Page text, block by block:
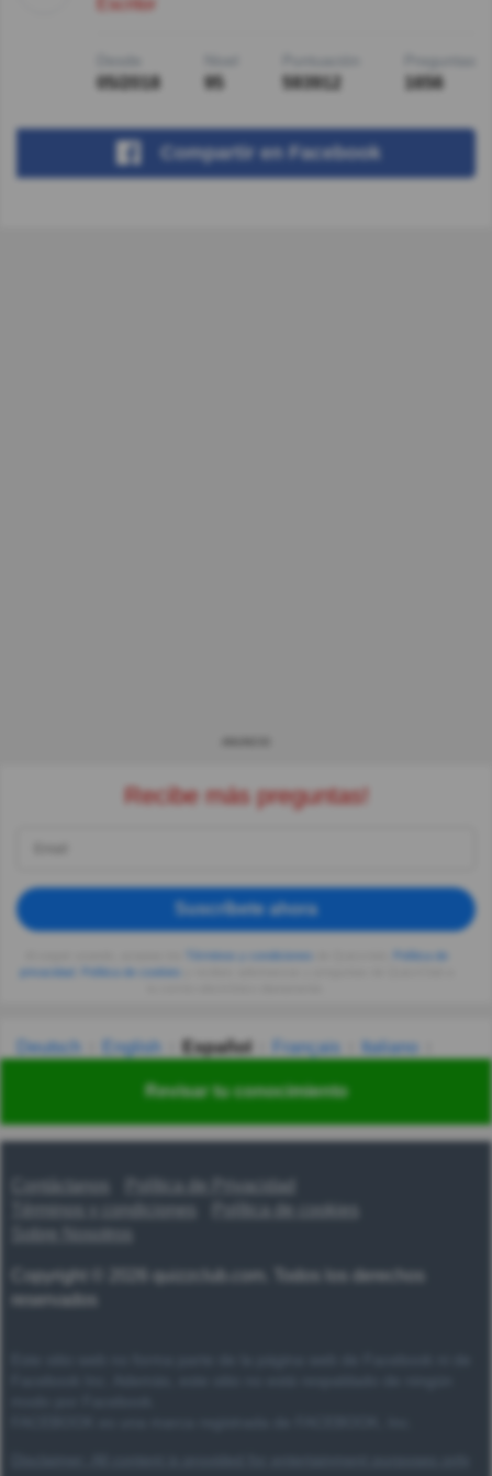
Revisar tu conocimiento
05/2018 95 593912 1656
Compartir en Facebook
Recibe más preguntas!
Suscríbete ahora
privacidad
Deutsch English Español Français
Italiano
Українська हिन्दी 한국어 汉语
Contáctanos
Política de Privacidad
Términos y condiciones
Copyright © 2026 quizzclub.com. Todos los derechos
reservados